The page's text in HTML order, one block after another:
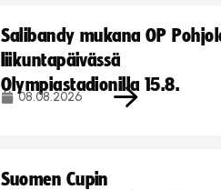
Salibandy mukana OP
liikuntapäivässä
Olympiastadionilla 15.8.
08.08.2026
Suomen Cupin